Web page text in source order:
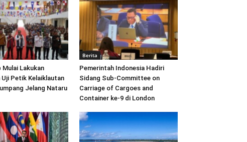
Mulai Lakukan
Uji Petik Kelaiklautan
Jelang Nataru
Berita
Pemerintah Indonesia Hadiri
Sidang Sub-Committee on
Carriage of Cargoes and
Container ke-9 di London